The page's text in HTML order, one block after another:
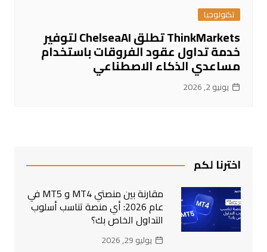
تكنولوجيا
ThinkMarkets تطلق ChelseaAI لتوفير
خدمة تداول عقود الفروقات باستخدام
مساعدي الذكاء الاصطناعي
يونيو 2, 2026
اخترنا لكم
مقارنة بين منصتي MT4 و MT5 في
عام 2026: أي منصة تناسب أسلوب
التداول الخاص بك؟
يوليو 29, 2026